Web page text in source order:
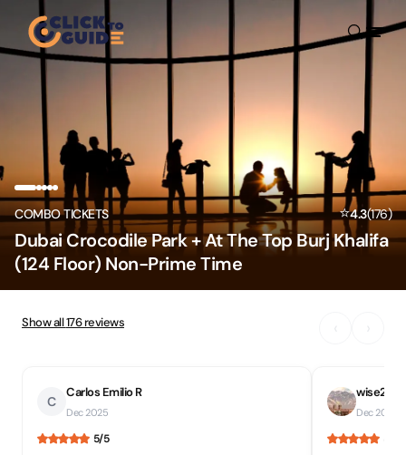
Skip to content
COMBO TICKETS ⭐4.3(176)
Dubai Crocodile Park + At The Top Burj Khalifa
(124 Floor) Non-Prime Time
Show all176reviews
C
Carlos Emilio R
Dec 2025
5/5
wise24
Dec 2025